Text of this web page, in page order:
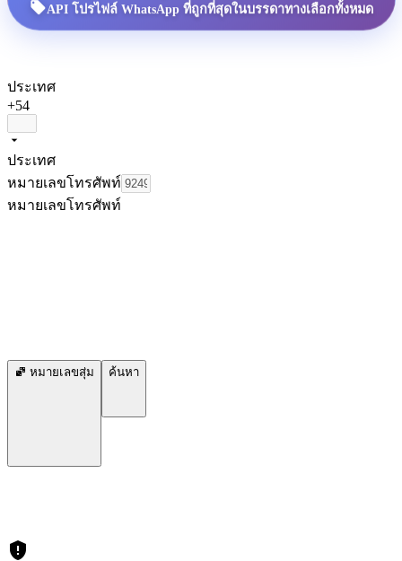
API โปรไฟล์ WhatsApp ที่ถูกที่สุดในบรรดาทางเลือกทั้งหมด
ประเทศ
+54
ประเทศ
หมายเลขโทรศัพท์
หมายเลขโทรศัพท์
หมายเลขสุ่ม ค้นหา